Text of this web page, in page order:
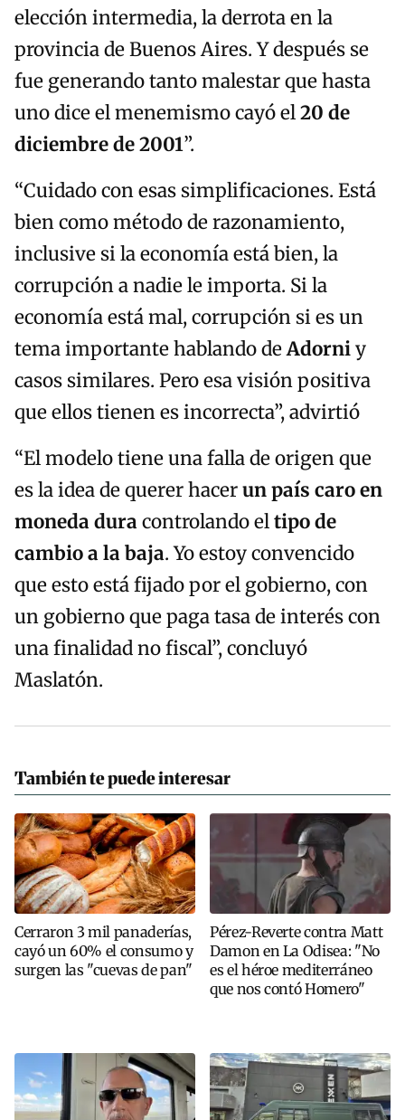
elección intermedia, la derrota en la
provincia de Buenos Aires. Y después se
fue generando tanto malestar que hasta
uno dice el menemismo cayó el20 de
diciembre de 2001”.
“Cuidado con esas simplificaciones. Está
bien como método de razonamiento,
inclusive si la economía está bien, la
corrupción a nadie le importa. Si la
economía está mal, corrupción si es un
tema importante hablando deAdorniy
casos similares. Pero esa visión positiva
que ellos tienen es incorrecta”, advirtió
“El modelo tiene una falla de origen que
es la idea de querer hacerun país caro en
moneda duracontrolando eltipo de
cambio a la baja. Yo estoy convencido
que esto está fijado por el gobierno, con
un gobierno que paga tasa de interés con
una finalidad no fiscal”, concluyó
Maslatón.
También te puede interesar
Cerraron 3 mil panaderías,
cayó un 60% el consumo y
surgen las "cuevas de pan"
Pérez-Reverte contra Matt
Damon en La Odisea: "No
es el héroe mediterráneo
que nos contó Homero"